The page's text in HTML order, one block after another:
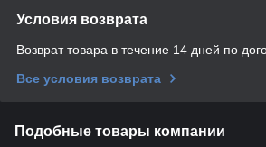
Условия возврата
Возврат товара в течение 14 дней по
Все условия возврата
Подобные товары компании